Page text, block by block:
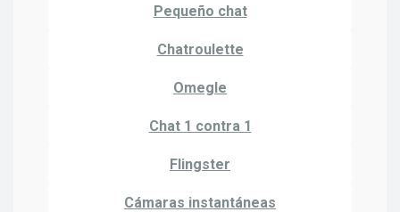
Pequeño chat
Chatroulette
Omegle
Chat 1 contra 1
Flingster
Cámaras instantáneas